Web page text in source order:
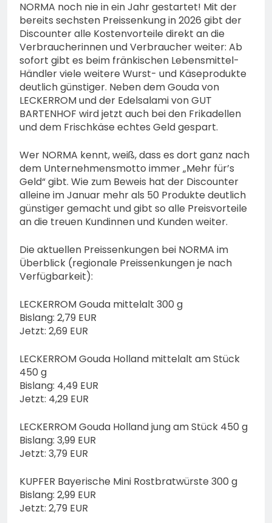
Fahrraddieb gesehen?
Öffentlichkeitsfahndung
nach vermisster Person
aus Osthessen – evtl. in
Thüringen unterwegs
4. August 2026
NORMA noch nie in ein Jahr gestartet! Mit der
bereits sechsten Preissenkung in 2026 gibt der
Discounter alle Kostenvorteile direkt an die
Verbraucherinnen und Verbraucher weiter: Ab
sofort gibt es beim fränkischen Lebensmittel-
Händler viele weitere Wurst- und Käseprodukte
deutlich günstiger. Neben dem Gouda von
LECKERROM und der Edelsalami von GUT
BARTENHOF wird jetzt auch bei den Frikadellen
und dem Frischkäse echtes Geld gespart.
Wer NORMA kennt, weiß, dass es dort ganz nach
dem Unternehmensmotto immer „Mehr für’s
Geld“ gibt. Wie zum Beweis hat der Discounter
alleine im Januar mehr als 50 Produkte deutlich
günstiger gemacht und gibt so alle Preisvorteile
an die treuen Kundinnen und Kunden weiter.
Die aktuellen Preissenkungen bei NORMA im
Überblick (regionale Preissenkungen je nach
Verfügbarkeit):
LECKERROM Gouda mittelalt 300 g
Bislang: 2,79 EUR
Jetzt: 2,69 EUR
LECKERROM Gouda Holland mittelalt am Stück
450 g
Bislang: 4,49 EUR
Jetzt: 4,29 EUR
LECKERROM Gouda Holland jung am Stück 450 g
Bislang: 3,99 EUR
Jetzt: 3,79 EUR
KUPFER Bayerische Mini Rostbratwürste 300 g
Bislang: 2,99 EUR
Jetzt: 2,79 EUR